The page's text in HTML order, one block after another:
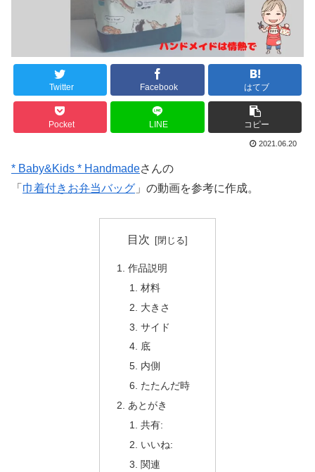
Twitter Facebook はてブ
Pocket LINE コピー
2021.06.20
* Baby&Kids * Handmadeさんの
「 巾着付きお弁当バッグ 」の動画を参考に作成。
目次
作品説明
材料
大きさ
サイド
底
内側
たたんだ時
あとがき
共有:
いいね:
関連